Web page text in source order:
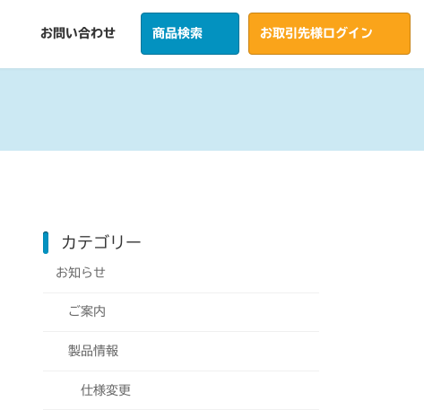
お問い合わせ 商品検索 お取引先様ログイン
カテゴリー
お知らせ
ご案内
製品情報
仕様変更